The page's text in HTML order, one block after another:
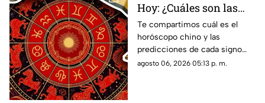
Hoy: ¿Cuáles son las
predicciones para este
jueves 6 de agosto de
2026?
Te compartimos cuál es el
horóscopo chino y las
predicciones de cada signo
para el día de hoy, jueves 6 de
agosto 06, 2026 05:13 p. m.